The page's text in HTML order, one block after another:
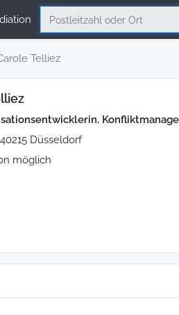
Telliez
Düsseldorf
möglich